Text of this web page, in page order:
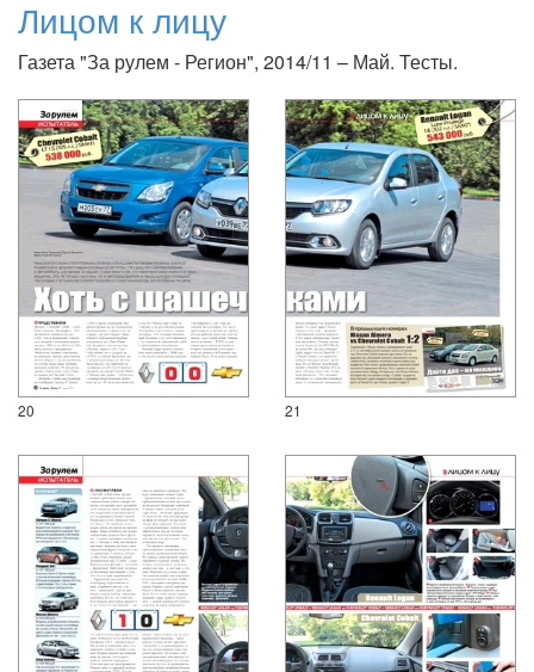
Лицом к лицу
Газета "За рулем - Регион", 2014/11 – Май. Тесты.
20 21